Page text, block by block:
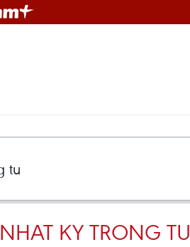
NHAT KY TRONG TU